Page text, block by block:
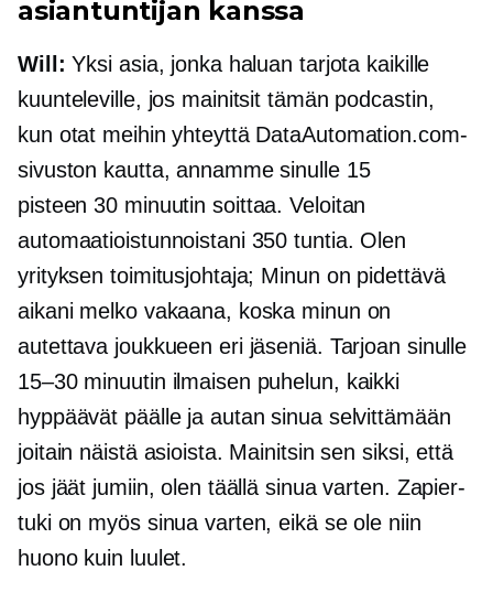
asiantuntijan kanssa
Will: Yksi asia, jonka haluan tarjota kaikille
kuunteleville, jos mainitsit tämän podcastin,
kun otat meihin yhteyttä DataAutomation.com-
sivuston kautta, annamme sinulle 15
pisteen30 minuutin soittaa. Veloitan
automaatioistunnoistani 350 tuntia. Olen
yrityksen toimitusjohtaja; Minun on pidettävä
aikani melko vakaana, koska minun on
autettava joukkueen eri jäseniä. Tarjoan sinulle
15–30 minuutin ilmaisen puhelun, kaikki
hyppäävät päälle ja autan sinua selvittämään
joitain näistä asioista. Mainitsin sen siksi, että
jos jäät jumiin, olen täällä sinua varten. Zapier-
tuki on myös sinua varten, eikä se ole niin
huono kuin luulet.